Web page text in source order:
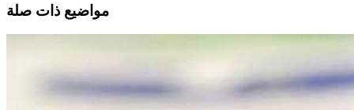
مواضيع ذات صلة